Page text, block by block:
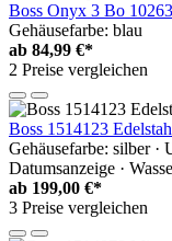
Boss Onyx 3 Bo
Gehäusefarbe: blau
ab 84,99 €*
2 Preise vergleichen
Boss 1514123
Gehäusefarbe: silber ·
Datumsanzeige ·
ab 199,00 €*
3 Preise vergleichen